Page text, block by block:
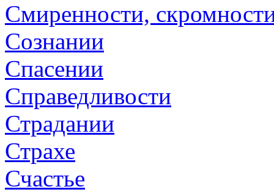
Смиренности,
Сознании
Спасении
Справедливости
Страдании
Страхе
Счастье